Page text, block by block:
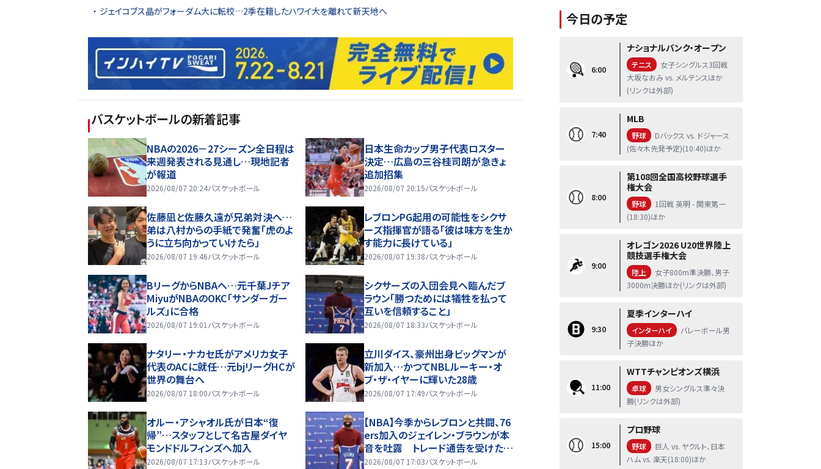
ジェイコブス晶がフォーダム大に転校…2季在籍したハワイ大を離れて新天地へ
バスケットボールの新着記事
NBAの2026－27シーズン全日程は
来週発表される見通し…現地記者
が報道
2026/08/07 20:24バスケットボール
日本生命カップ男子代表ロスター
決定…広島の三谷桂司朗が急きょ
追加招集
2026/08/07 20:15バスケットボール
佐藤凪と佐藤久遠が兄弟対決へ…
弟は八村からの手紙で発奮「虎のよ
うに立ち向かっていけたら」
2026/08/07 19:46バスケットボール
レブロンPG起用の可能性をシクサ
ーズ指揮官が語る「彼は味方を生か
す能力に長けている」
2026/08/07 19:38バスケットボール
BリーグからNBAへ…元千葉Jチア
MiyuがNBAのOKC「サンダーガー
ルズ」に合格
2026/08/07 19:01 バスケットボール
シクサーズの入団会見へ臨んだブ
ラウン「勝つためには犠牲を払って
互いを信頼すること」
2026/08/07 18:33バスケットボール
ナタリー・ナカセ氏がアメリカ女子
代表のACに就任…元bjリーグHCが
世界の舞台へ
2026/08/07 18:00バスケットボール
立川ダイス、豪州出身ビッグマンが
新加入…かつてNBLルーキー・オ
ブ・ザ・イヤーに輝いた28歳
2026/08/07 17:49バスケットボール
オルー・アシャオル氏が日本“復
帰”…スタッフとして名古屋ダイヤ
モンドドルフィンズへ加入
2026/08/07 17:13バスケットボール
【NBA】今季からレブロンと共闘、76
ers加入のジェイレン・ブラウンが本
音を吐露 トレード通告を受けた時
は「スマホを放り投げた」
2026/08/07 17:03バスケットボール
今日の予定
6:00
ナショナルバンク・オープン
テニス
女子シングルス3回戦
大坂なおみ vs. メルテンスほか
(リンクは外部)
7:40
MLB
野球
Dバックス vs. ドジャース
(佐々木先発予定)(10:40)ほか
8:00
第108回全国高校野球選手
権大会
野球
1回戦 英明 - 関東第一
(18:30)ほか
9:00
オレゴン2026 U20世界陸上
競技選手権大会
陸上
女子800m準決勝、男子
3000m決勝ほか(リンクは外部)
9:30
夏季インターハイ
インターハイ
バレーボール男
子決勝ほか
11:00
WTTチャンピオンズ横浜
卓球
男女シングルス準々決
勝(リンクは外部)
15:00
プロ野球
野球
巨人 vs. ヤクルト、日本
ハム vs. 楽天(18:00)ほか